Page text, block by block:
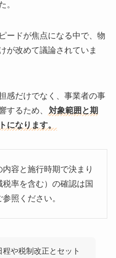
。
ードが焦点になる中で、物
が改めて議論されていま
感だけでなく、事業者の事
するため、
対象範囲と期
になります。
容と施行時期で決まり
率を含む）の確認は国
照ください。
や税制改正とセット